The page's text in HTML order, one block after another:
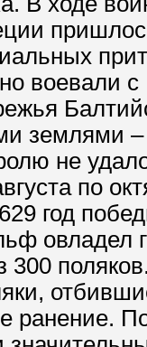
воевали
землями
не
по
год
овладел
300
ранение.